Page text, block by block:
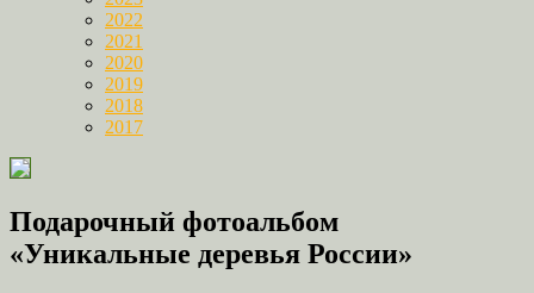
2022
2021
2020
2019
2018
2017
Подарочный фотоальбом
«Уникальные деревья России»